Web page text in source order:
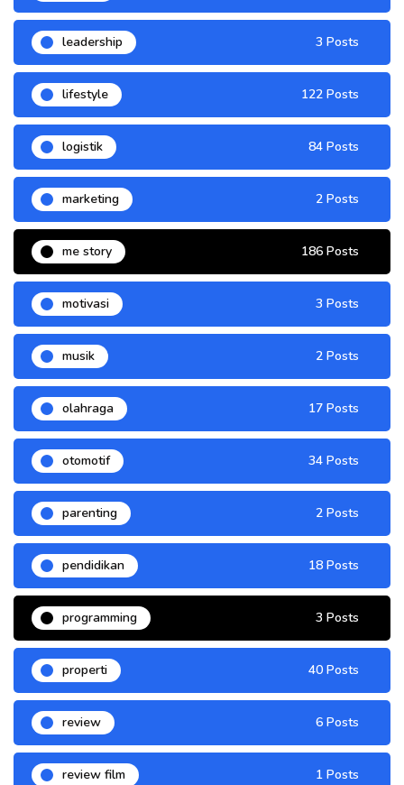
leadership 3 Posts
lifestyle 122 Posts
logistik 84 Posts
marketing 2 Posts
me story 186 Posts
motivasi 3 Posts
musik 2 Posts
olahraga 17 Posts
otomotif 34 Posts
parenting 2 Posts
pendidikan 18 Posts
programming 3 Posts
properti 40 Posts
review 6 Posts
review film 1 Posts